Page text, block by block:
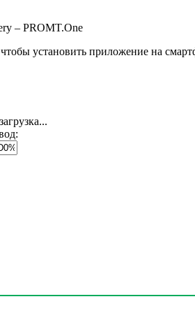
установить приложение на